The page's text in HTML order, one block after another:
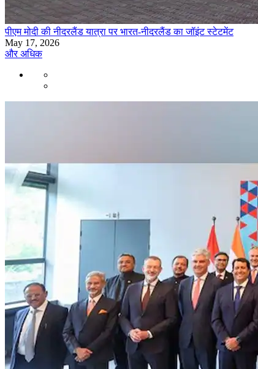
पीएम मोदी की नीदरलैंड यात्रा पर भारत-नीदरलैंड का जॉइंट स्टेटमेंट
May 17, 2026
और अधिक